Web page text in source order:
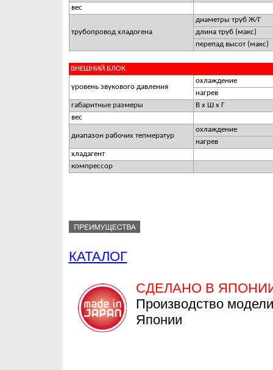
вес
трубопровод хладогена
диаметры труб Ж/Г
длина труб (макс)
перепад высот (макс)
ВНЕШНИЙ БЛОК
уровень звукового давления
охлаждение
нагрев
габаритные размеры
В х Ш х Г
вес
диапазон рабочих тепмератур
охлаждение
нагрев
хладагент
компрессор
КАТАЛОГ
СДЕЛАНО В
Производство
Японии